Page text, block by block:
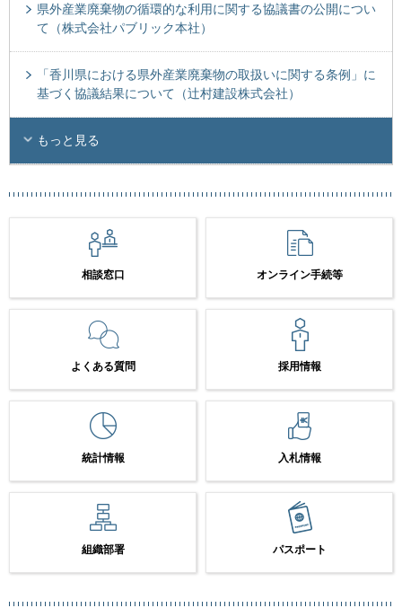
県外産業廃棄物の循環的な利用に関する協議書の公開につい
て（株式会社パブリック本社）
「香川県における県外産業廃棄物の取扱いに関する条例」に
基づく協議結果について（辻村建設株式会社）
もっと見る
相談窓口 オンライン手続等
よくある質問 採用情報
統計情報 入札情報
組織部署 パスポート